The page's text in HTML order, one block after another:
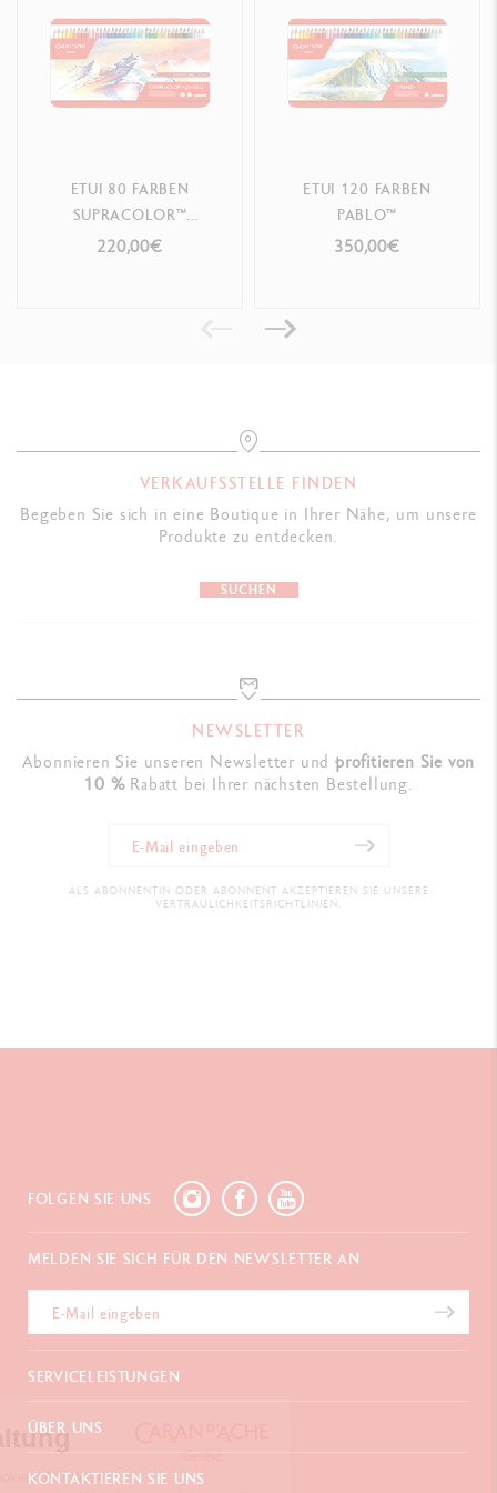
Cookies-Verwaltung
Unser Website verwendet Cookies. Auf dieser
ETUI 80 FARBEN
SUPRACOLOR™
AQUARELLE
220,00€
ETUI 120 FARBEN
PABLO™
350,00€
VERKAUFSSTELLE FINDEN
Begeben Sie sich in eine Boutique in Ihrer Nähe, um unsere
Produkte zu entdecken.
SUCHEN
NEWSLETTER
Abonnieren Sie unseren Newsletter undprofitieren Sie von
10 %Rabatt bei Ihrer nächsten Bestellung.
ALS ABONNENTIN ODER ABONNENT AKZEPTIEREN SIE UNSERE
VERTRAULICHKEITSRICHTLINIEN.
FOLGEN SIE UNS
MELDEN SIE SICH FÜR DEN NEWSLETTER AN
SERVICELEISTUNGEN
E-Geschenkgutschein
Retouren
ÜBER UNS
Häufig gestellte Fragen
KONTAKTIEREN SIE UNS